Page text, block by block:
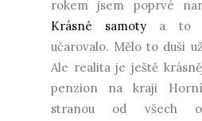
rokem jsem poprvé
Krásné samoty a to
učarovalo. Mělo to duši
Ale realita je ještě
penzion na kraji
stranou od všech